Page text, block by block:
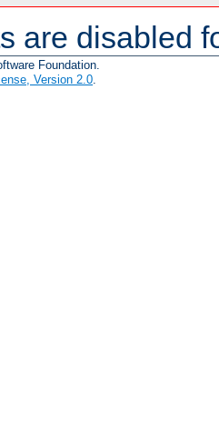
are disabled
Foundation.
Version 2.0.